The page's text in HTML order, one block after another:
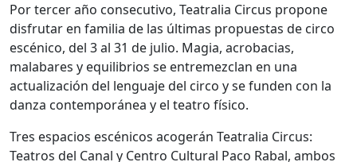
Por tercer año consecutivo, Teatralia Circus propone
disfrutar en familia de las últimas propuestas de circo
escénico, del 3 al 31 de julio. Magia, acrobacias,
malabares y equilibrios se entremezclan en una
actualización del lenguaje del circo y se funden con la
danza contemporánea y el teatro físico.
Tres espacios escénicos acogerán Teatralia Circus:
Teatros del Canal y Centro Cultural Paco Rabal, ambos